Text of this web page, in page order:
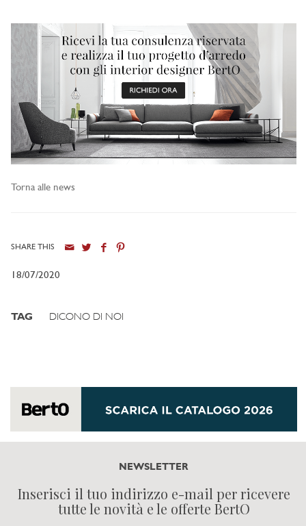
Torna alle news
SHARE THIS
18/07/2020
TAG DICONO DI NOI
NEWSLETTER
Inserisci il tuo indirizzo e-mail per ricevere
tutte le novità e le offerte BertO